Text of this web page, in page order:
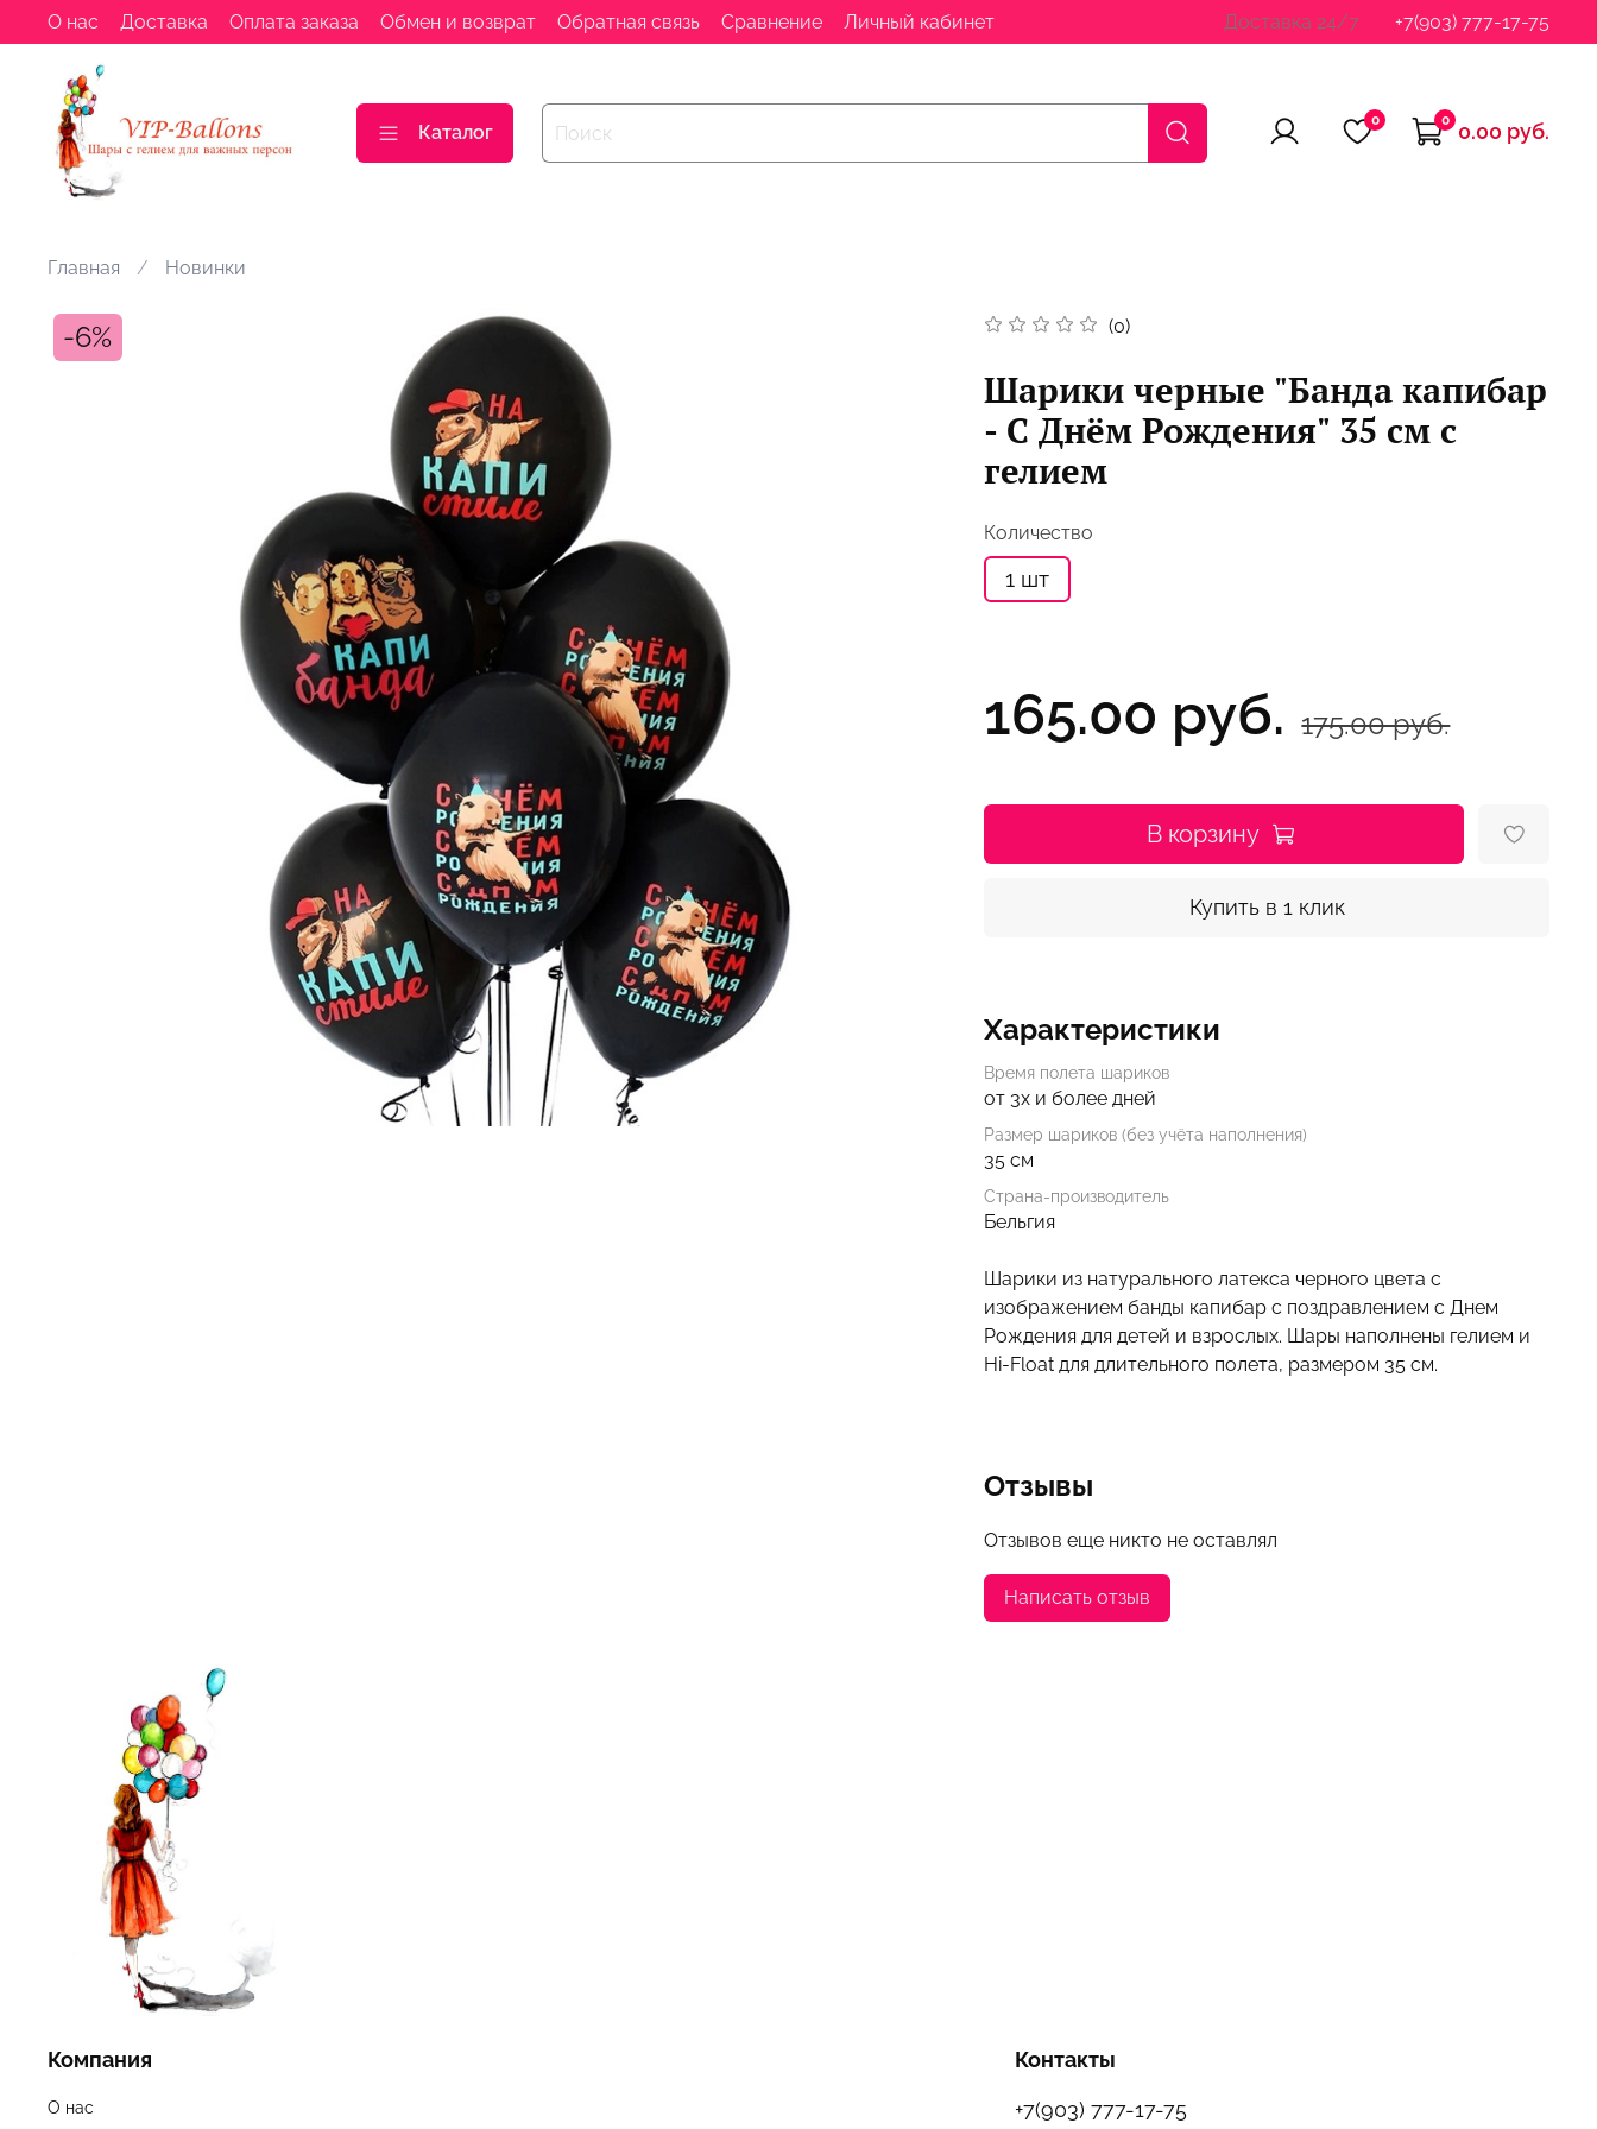
О нас Доставка Оплата заказа Обмен и возврат Обратная связь Сравнение Личный кабинет Доставка 24/7 +7(903) 777-17-75
Каталог
0 0 0.00 руб.
Главная Новинки
-6% (0)
Шарики черные "Банда капибар
- С Днём Рождения" 35 см с
гелием
Количество
1 шт
165.00 руб. 175.00 руб.
В корзину
Купить в 1 клик
Характеристики
Время полета шариков
от 3х и более дней
Размер шариков (без учёта наполнения)
35 см
Страна-производитель
Бельгия
Шарики из натурального латекса черного цвета с
изображением банды капибар с поздравлением с Днем
Рождения для детей и взрослых. Шары наполнены гелием и
Hi-Float для длительного полета, размером 35 см.
Отзывы
Отзывов еще никто не оставлял
Написать отзыв
Компания
О нас
Контакты
+7(903) 777-17-75